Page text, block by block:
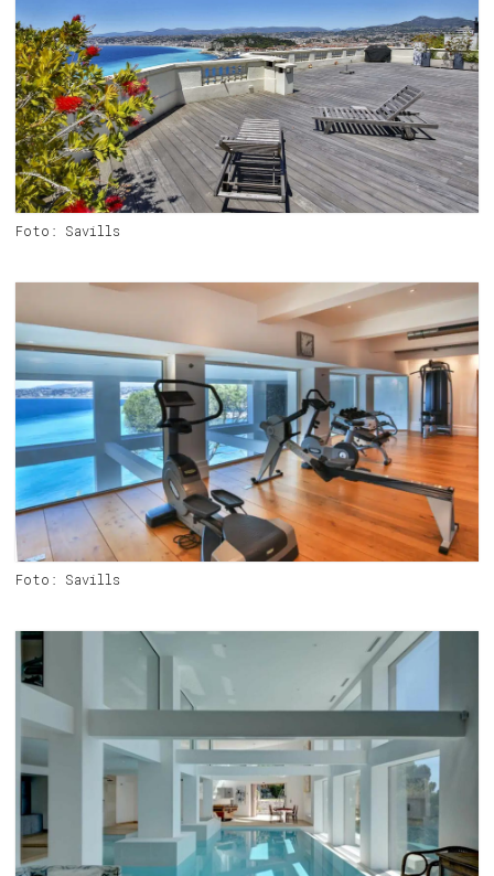
Foto: Savills
Foto: Savills